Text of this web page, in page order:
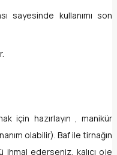
sayesinde kullanımı son
için hazırlayın , manikür
olabilir). Baf ile tirnağın
ihmal ederseniz, kalıcı oje